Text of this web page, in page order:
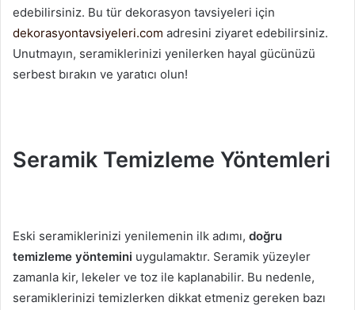
edebilirsiniz. Bu tür dekorasyon tavsiyeleri için
dekorasyontavsiyeleri.com adresini ziyaret edebilirsiniz.
Unutmayın, seramiklerinizi yenilerken hayal gücünüzü
serbest bırakın ve yaratıcı olun!
Seramik Temizleme Yöntemleri
Eski seramiklerinizi yenilemenin ilk adımı, doğru
temizleme yöntemini uygulamaktır. Seramik yüzeyler
zamanla kir, lekeler ve toz ile kaplanabilir. Bu nedenle,
seramiklerinizi temizlerken dikkat etmeniz gereken bazı